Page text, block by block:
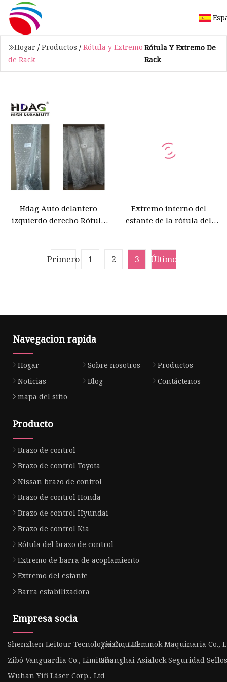
Hogar / Productos / Rótula y Extremo
de Rack
Rótula Y Extremo De
Rack
Hdag Auto delantero
izquierdo derecho Rótula
3812. E1, 3812e1, Jar646
Extremo interno del
estante de la rótula del
Nissan 48521-00qab
4852100qab
Primero 1 2 3 Último
Navegacion rapida
Hogar Sobre nosotros
Productos
Noticias
Blog
Contáctenos
mapa del sitio
Producto
Brazo de control
Brazo de control Toyota
Nissan brazo de control
Brazo de control Honda
Brazo de control Hyundai
Brazo de control Kia
Rótula del brazo de control
Extremo de barra de acoplamiento
Extremo del estante
Barra estabilizadora
Empresa socia
Shenzhen Leitour Tecnología Co., LtdTaizhou Demmok Maquinaria Co.,
Zibó Vanguardia Co., LimitadoShanghai Asialock Seguridad
Wuhan Yifi Láser Corp., Ltd